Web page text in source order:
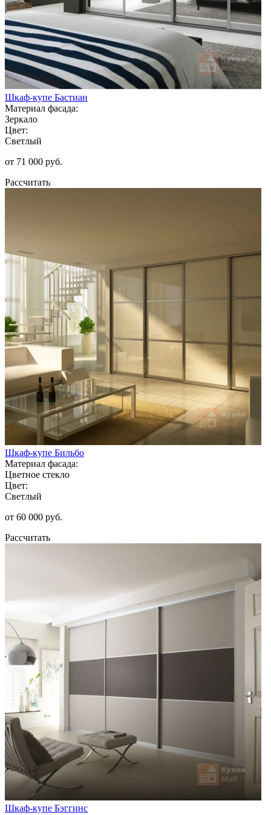
Шкаф-купе Бастиан
Материал фасада:
Зеркало
Цвет:
Светлый
от 71 000 руб.
Рассчитать
Шкаф-купе Бильбо
Материал фасада:
Цветное стекло
Цвет:
Светлый
от 60 000 руб.
Рассчитать
Шкаф-купе Бэггинс